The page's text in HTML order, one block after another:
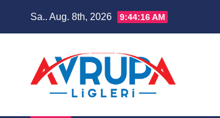
Sa.. Aug. 8th, 2026 9:44:17 AM